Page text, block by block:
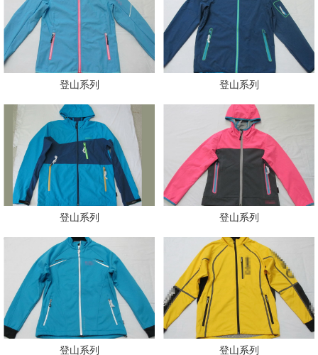
登山系列 登山系列
登山系列 登山系列
登山系列 登山系列